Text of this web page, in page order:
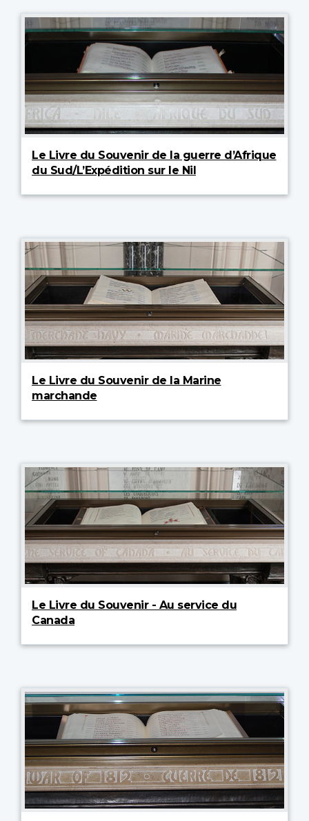
Le Livre du Souvenir de la guerre d’Afrique
du Sud/L’Expédition sur le Nil
Le Livre du Souvenir de la Marine
marchande
Le Livre du Souvenir - Au service du
Canada